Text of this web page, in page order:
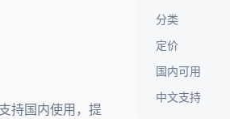
持国内使用，提
分类
定价
国内可用
中文支持